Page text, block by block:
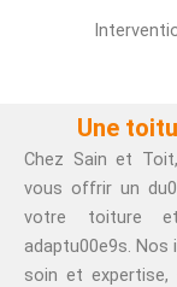
Une
Chez Sain et
vous offrir un
votre toiture
adaptu00e9s. Nos
soin et expertise,